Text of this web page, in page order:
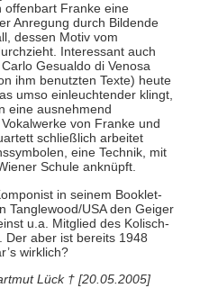
offenbart Franke eine
Anregung durch Bildende
dessen Motiv vom
Interessant auch
Gesualdo di Venosa
ihm benutzten Texte) heute
umso einleuchtender klingt,
eine ausnehmend
von Franke und
schließlich arbeitet
eine Technik, mit
Schule anknüpft.
in seinem Booklet-
Tanglewood/USA den Geiger
u.a. Mitglied des Kolisch-
Der aber ist bereits 1948
wirklich?
Lück † [20.05.2005]